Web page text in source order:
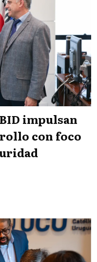
impulsan
con foco